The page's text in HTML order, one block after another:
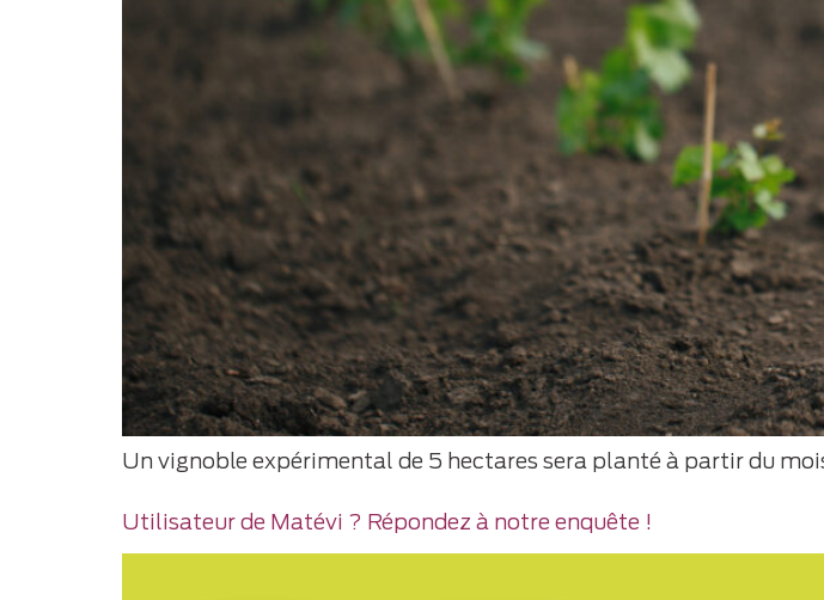
Un vignoble expérimental de 5 hectares sera planté à partir du
Utilisateur de Matévi ? Répondez à notre enquête !